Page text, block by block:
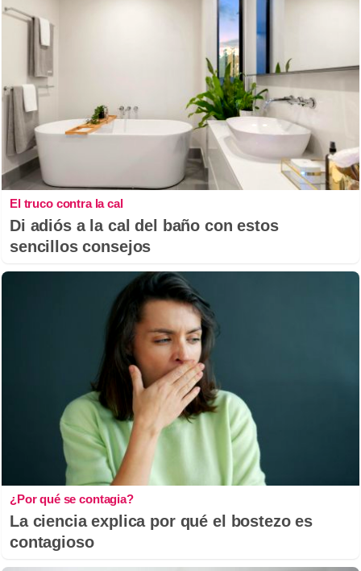
El truco contra la cal
Di adiós a la cal del baño con estos
sencillos consejos
¿Por qué se contagia?
La ciencia explica por qué el bostezo es
contagioso